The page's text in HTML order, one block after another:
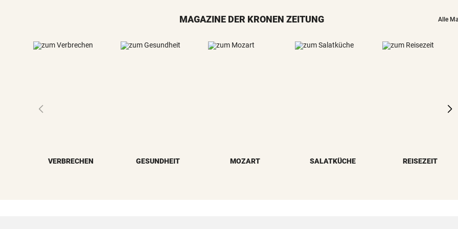
MAGAZINE DER KRONEN ZEITUNG Alle
VERBRECHEN GESUNDHEIT MOZART SALATKÜCHE REISEZEIT